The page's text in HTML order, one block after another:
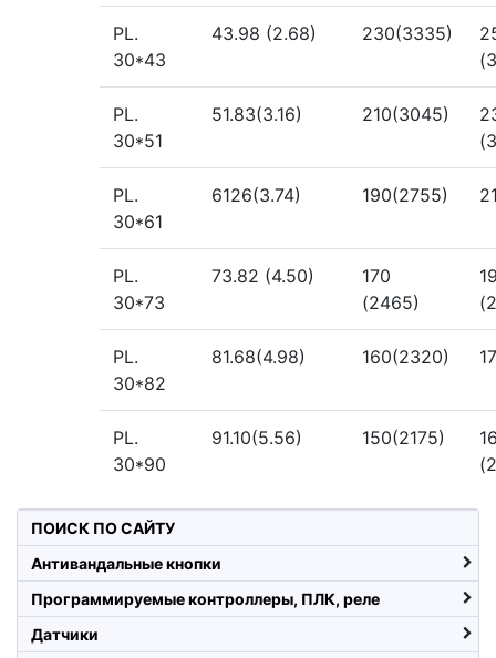
PL.
30*43
43.98 (2.68) 230(3335)
PL.
30*51
51.83(3.16) 210(3045)
PL.
30*61
6126(3.74) 190(2755)
PL.
30*73
73.82 (4.50)
170
(2465)
PL.
30*82
81.68(4.98) 160(2320)
PL.
30*90
91.10(5.56) 150(2175)
ПОИСК ПО САЙТУ
Антивандальные кнопки
Программируемые контроллеры, ПЛК, реле
Датчики